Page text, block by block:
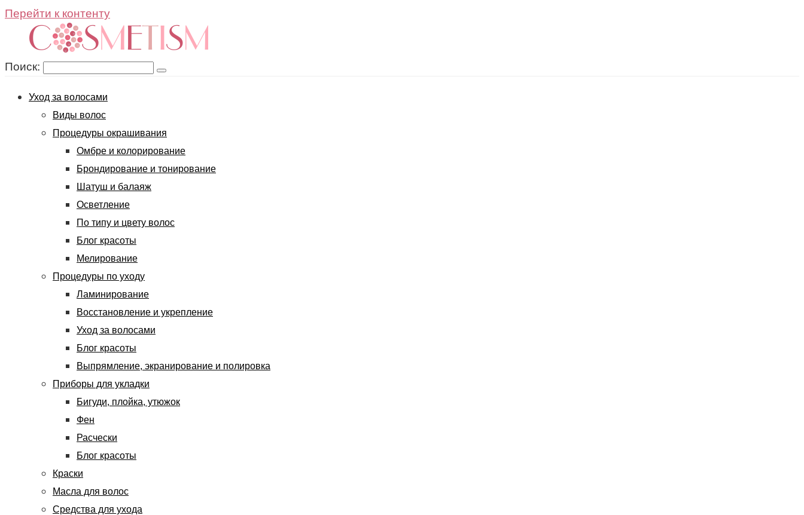
Перейти к контенту
Поиск:
Уход за волосами
Виды волос
Процедуры окрашивания
Омбре и колорирование
Брондирование и тонирование
Шатуш и балаяж
Осветление
По типу и цвету волос
Блог красоты
Мелирование
Процедуры по уходу
Ламинирование
Восстановление и укрепление
Уход за волосами
Блог красоты
Выпрямление, экранирование и полировка
Приборы для укладки
Бигуди, плойка, утюжок
Фен
Расчески
Блог красоты
Краски
Масла для волос
Средства для ухода